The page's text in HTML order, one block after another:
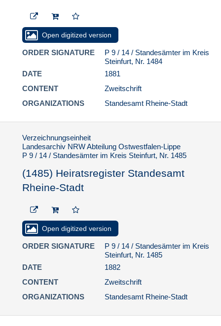
Standesamt Rheine-
Stadt
Stadt
(1494) Heiratsregister
Standesamt Rheine-
Stadt
(1496) Heiratsregister
(1498) Heiratsregister
Standesamt Rheine-
Standesamt Rheine-
Stadt
Open digitized version
ORDER SIGNATURE
P 9 / 14 / Standesämter im Kreis
Steinfurt, Nr. 1484
DATE
1881
CONTENT
Zweitschrift
ORGANIZATIONS
Standesamt Rheine-Stadt
Verzeichnungseinheit
Landesarchiv NRW Abteilung Ostwestfalen-Lippe
P 9 / 14 / Standesämter im Kreis Steinfurt, Nr. 1485
(1485) Heiratsregister Standesamt
Rheine-Stadt
Open digitized version
ORDER SIGNATURE
P 9 / 14 / Standesämter im Kreis
Steinfurt, Nr. 1485
DATE
1882
CONTENT
Zweitschrift
ORGANIZATIONS
Standesamt Rheine-Stadt